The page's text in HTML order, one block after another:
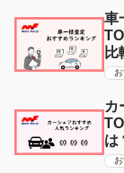
車
比
カ
は